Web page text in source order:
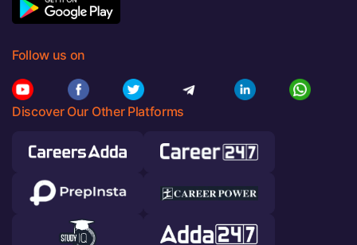
Follow us on
Discover Our Other Platforms